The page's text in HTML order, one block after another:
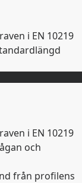
i EN 10219
i EN 10219
och
från profilens